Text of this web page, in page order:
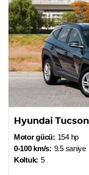
Hyundai
Motor gücü: 154 hp
0-100 km/s: 9.5 saniye
Koltuk: 5